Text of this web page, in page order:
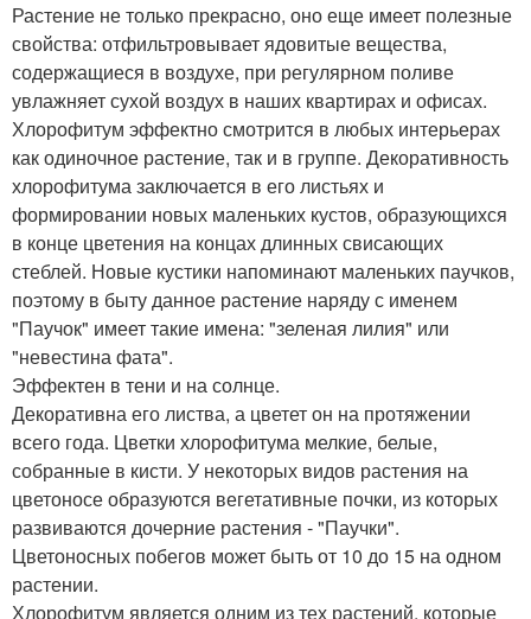
Растение не только прекрасно, оно еще имеет полезные
свойства: отфильтровывает ядовитые вещества,
содержащиеся в воздухе, при регулярном поливе
увлажняет сухой воздух в наших квартирах и офисах.
Хлорофитум эффектно смотрится в любых интерьерах
как одиночное растение, так и в группе. Декоративность
хлорофитума заключается в его листьях и
формировании новых маленьких кустов, образующихся
в конце цветения на концах длинных свисающих
стеблей. Новые кустики напоминают маленьких паучков,
поэтому в быту данное растение наряду с именем
"Паучок" имеет такие имена: "зеленая лилия" или
"невестина фата".
Эффектен в тени и на солнце.
Декоративна его листва, а цветет он на протяжении
всего года. Цветки хлорофитума мелкие, белые,
собранные в кисти. У некоторых видов растения на
цветоносе образуются вегетативные почки, из которых
развиваются дочерние растения - "Паучки".
Цветоносных побегов может быть от 10 до 15 на одном
растении.
Хлорофитум является одним из тех растений, которые